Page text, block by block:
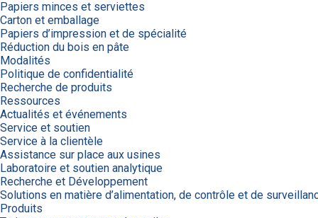
Papiers minces et serviettes
Carton et emballage
Papiers d’impression et de spécialité
Réduction du bois en pâte
Modalités
Politique de confidentialité
Recherche de produits
Ressources
Actualités et événements
Service et soutien
Service à la clientèle
Assistance sur place aux usines
Laboratoire et soutien analytique
Recherche et Développement
Solutions en matière d’alimentation, de contrôle et de
Produits